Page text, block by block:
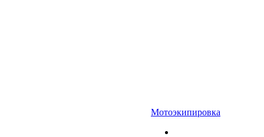
Мотоэкипировка